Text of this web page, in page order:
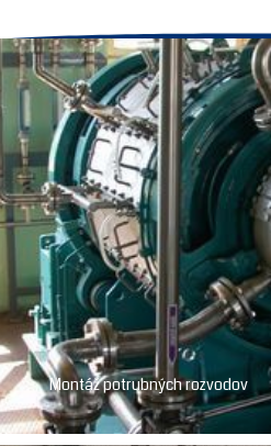
Montáž potrubných rozvodov